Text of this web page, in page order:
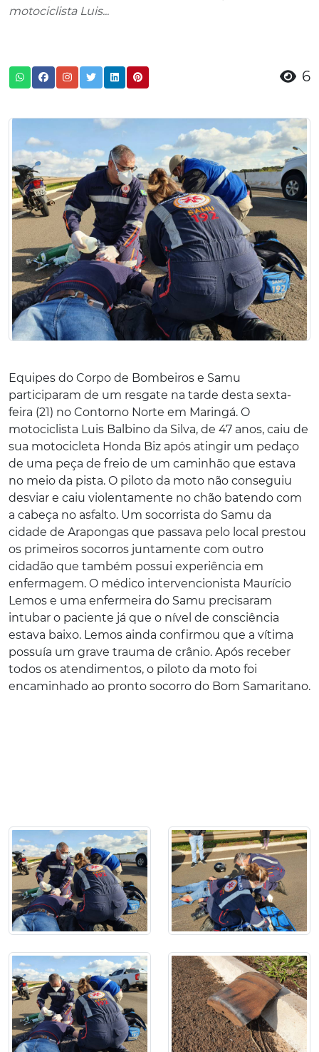
motociclista Luis...
6
Equipes do Corpo de Bombeiros e Samu
participaram de um resgate na tarde desta sexta-
feira (21) no Contorno Norte em Maringá. O
motociclista Luis Balbino da Silva, de 47 anos, caiu de
sua motocicleta Honda Biz após atingir um pedaço
de uma peça de freio de um caminhão que estava
no meio da pista. O piloto da moto não conseguiu
desviar e caiu violentamente no chão batendo com
a cabeça no asfalto. Um socorrista do Samu da
cidade de Arapongas que passava pelo local prestou
os primeiros socorros juntamente com outro
cidadão que também possui experiência em
enfermagem. O médico intervencionista Maurício
Lemos e uma enfermeira do Samu precisaram
intubar o paciente já que o nível de consciência
estava baixo. Lemos ainda confirmou que a vítima
possuía um grave trauma de crânio. Após receber
todos os atendimentos, o piloto da moto foi
encaminhado ao pronto socorro do Bom Samaritano.